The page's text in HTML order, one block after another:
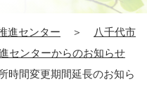
進センター ＞
八千代市
センターからのお知らせ
時間変更期間延長のお知ら